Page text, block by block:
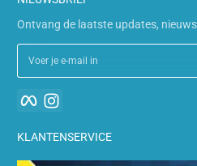
Ontvang de laatste updates,
Voer je e-mail in
Facebook
KLANTENSERVICE